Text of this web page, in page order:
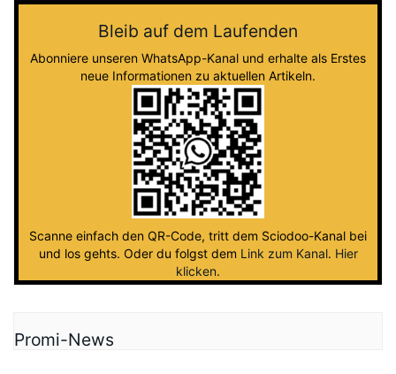
Bleib auf dem Laufenden
Abonniere unseren WhatsApp-Kanal und erhalte als Erstes
neue Informationen zu aktuellen Artikeln.
Scanne einfach den QR-Code, tritt dem Sciodoo-Kanal bei
und los gehts. Oder du folgst dem Link zum Kanal. Hier
klicken.
Promi-News